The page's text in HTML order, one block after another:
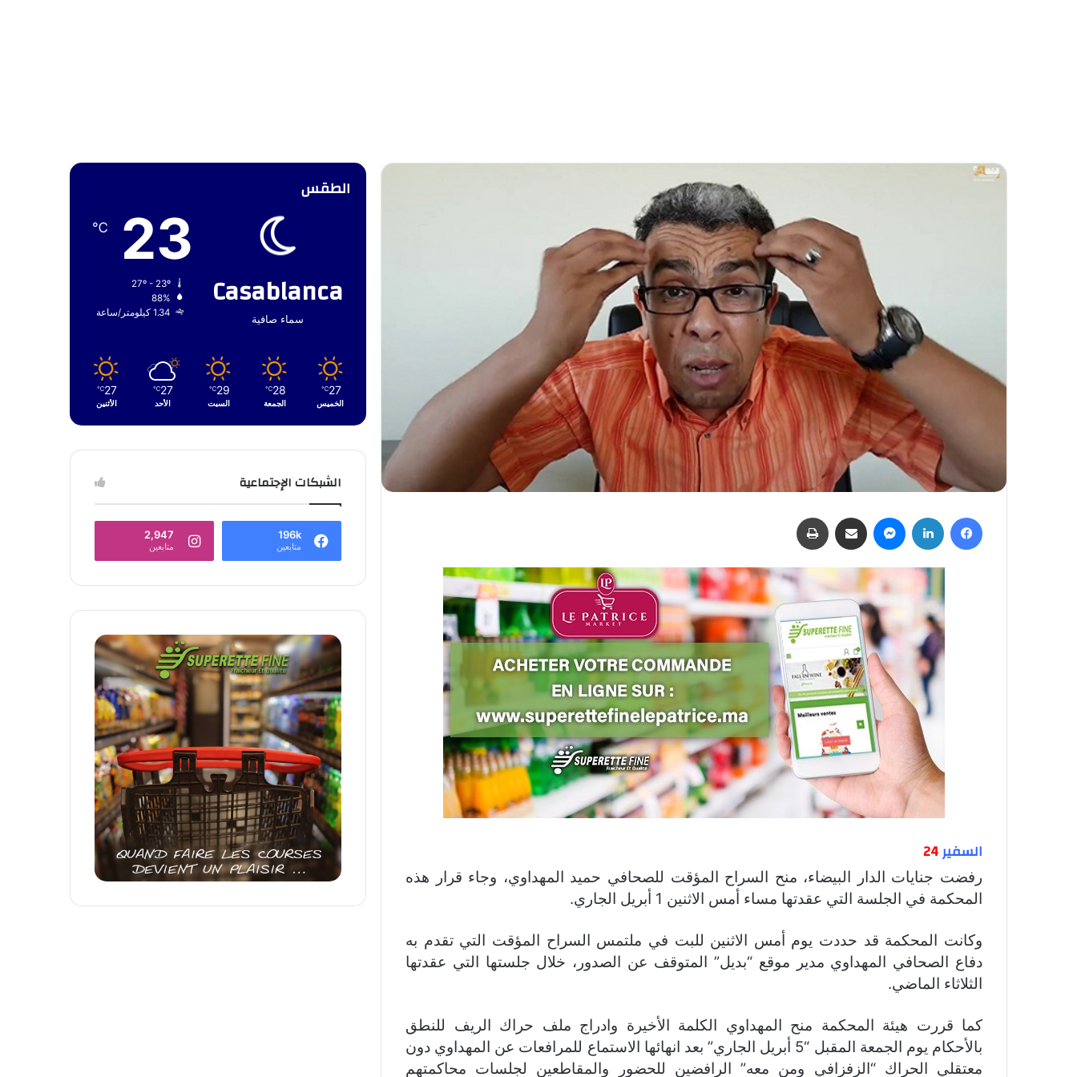
فيسبوك لينكدإن ماسنجر مشاركة عبر البريد
السفير24
رفضت جنايات الدار البيضاء، منح السراح المؤقت للصحافي حميد المهداوي، وجاء قرار هذه
المحكمة في الجلسة التي عقدتها مساء أمس الاثنين 1 أبريل الجاري.
وكانت المحكمة قد حددت يوم أمس الاثنين للبت في ملتمس السراح المؤقت التي تقدم به
دفاع الصحافي المهداوي مدير موقع “بديل” المتوقف عن الصدور، خلال جلستها التي عقدتها
الثلاثاء الماضي.
كما قررت هيئة المحكمة منح المهداوي الكلمة الأخيرة وادراج ملف حراك الريف للنطق
بالأحكام يوم الجمعة المقبل “5 أبريل الجاري” بعد انهائها الاستماع للمرافعات عن المهداوي دون
معتقلي الحراك “الزفزافي ومن معه” الرافضين للحضور والمقاطعين لجلسات محاكمتهم
الطقس
Casablanca
سماء صافية
23
℃
88%
1.34 كيلومتر/ساعة
27
℃
الخميس
28
℃
الجمعة
29
℃
السبت
27
℃
الأحد
27
℃
الأثنين
الشبكات الإجتماعية
196k
متابعين
2,947
متابعين